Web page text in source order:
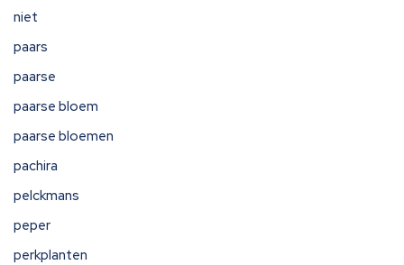
niet
paars
paarse
paarse bloem
paarse bloemen
pachira
pelckmans
peper
perkplanten